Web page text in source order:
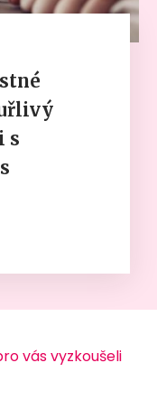
s
vás vyzkoušeli